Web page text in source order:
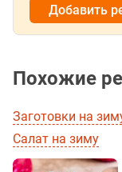
Добавить
Похожие
Заготовки на
Салат на зиму